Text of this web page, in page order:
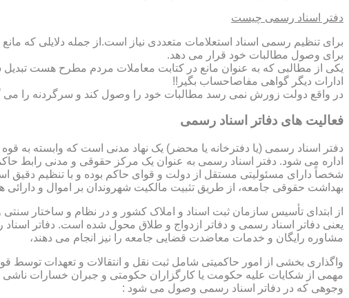
دفتر اسناد رسمی چیست
برای تنظیم رسمی اسناد استعلامات متعددی نیاز است.از جمله دلایلی که
برای وصول مطالبات خود قرار می دهد.
یکی از مطالبی که به عنوان مانع در کتابت معاملات مردم مطرح هست
ادارات دیگر گواهی مفاصاحساب بگیر!!
در واقع دولت زورش نمی رسد مطالبات خود را وصول کند و سرگردنه را می
فعالیت های دفاتر اسناد رسمی
دفتر اسناد رسمی (یا دفترخانه یا محضر) یک نهاد مدنی است که وابسته به
اداره می شود. دفتر اسناد رسمی به عنوان یک مرکز حقوقی و مدنی رابط
شخصاً دارای مسئولیتی مستقل از دولت و قوای حاکم بوده و با تنظیم
بهداشت حقوقی جامعه، از طریق تثبیت مالکیت شهروندان بر اموال و
از ابتدای تأسیس سازمان ثبت اسناد و املاک کشور و در نظام و ساختار
یعنی دفاتر اسناد رسمی و دفاتر ازدواج و طلاق محول شده است. دفاتر
مشاوره رایگان و خدمات معاضدت قضایی جامعه را نیز انجام می دهند،
واگذاری بخشی از امور حاکمیتی شامل ثبت نقل و انتقالات و تعهدات
مهمی از شکایات علیه حکومت یا کارگزاران حکومتی و جبران خسارات
وجوهی که در دفاتر اسناد رسمی وصول می شود :